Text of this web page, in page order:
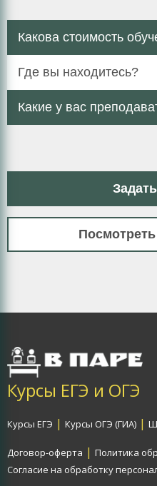
Какова стоимость
Где вы находитесь?
Какие у вас
Курсы ЕГЭ и ОГЭ
Курсы ЕГЭ | Курсы ОГЭ (ГИА) |
Договор-оферта | Политика
Согласие на обработку